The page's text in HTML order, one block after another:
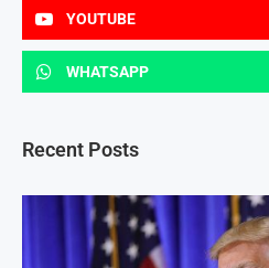
YOUTUBE
WHATSAPP
Recent Posts